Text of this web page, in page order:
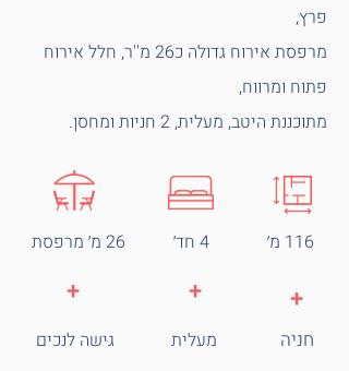
פרץ,
מרפסת אירוח גדולה כ26 מ''ר, חלל אירוח
פתוח ומרווח,
מתוכננת היטב, מעלית, 2 חניות ומחסן.
26 מ׳ מרפסת
+
גישה לנכים
4 חד׳
+
מעלית
116 מ׳
חניה
+